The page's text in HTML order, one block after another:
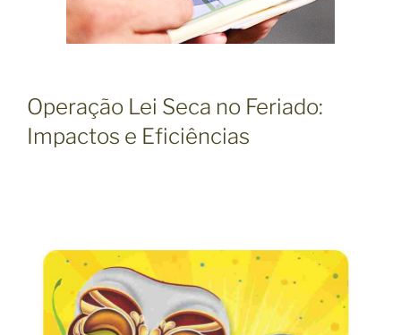
Operação Lei Seca no Feriado:
Impactos e Eficiências